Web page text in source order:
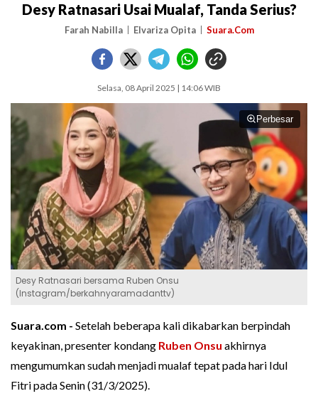
Desy Ratnasari Usai Mualaf, Tanda Serius?
Farah Nabilla Elvariza Opita Suara.Com
Selasa, 08 April 2025 | 14:06 WIB
Perbesar
Desy Ratnasari bersama Ruben Onsu
(Instagram/berkahnyaramadanttv)
Suara.com - Setelah beberapa kali dikabarkan berpindah
keyakinan, presenter kondang Ruben Onsu akhirnya
mengumumkan sudah menjadi mualaf tepat pada hari Idul
Fitri pada Senin (31/3/2025).